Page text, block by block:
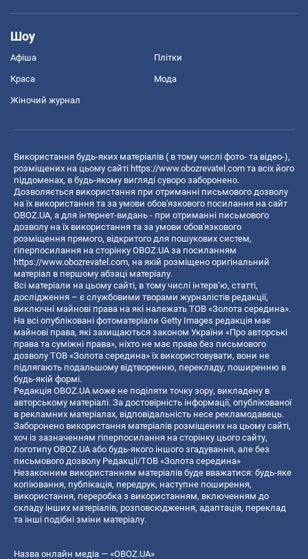
Шоу
Афіша Плітки
Краса Мода
Жіночий журнал
Використання будь-яких матеріалів ( в тому числі фото- та відео-),
розміщених на цьому сайті https://www.obozrevatel.com та всіх його
піддоменах, в будь-якому вигляді суворо заборонено.
Дозволяється використання при отриманні письмового дозволу
на їх використання та за умови обов'язкового посилання на сайт
OBOZ.UA, а для інтернет-видань - при отриманні письмового
дозволу на їх використання та за умови обов'язкового
розміщення прямого, відкритого для пошукових систем,
гіперпосилання на сторінку OBOZ.UA за посиланням
https://www.obozrevatel.com, на якій розміщено оригінальний
матеріал в першому абзаці матеріалу.
Всі матеріали на цьому сайті, в тому числі інтерв’ю, статті,
дослідження – є службовими творами журналістів редакції,
виключні майнові права на які належать ТОВ «Золота середина».
На всі опубліковані фотоматеріали Getty Images редакція має
майнові права, які захищаються законом України «Про авторські
права та суміжні права», ніхто не має права без письмового
дозволу ТОВ «Золота середина» їх використовувати, вони не
підлягають подальшому відтворенню, перекладу, поширенню в
будь-якій формі.
Редакція OBOZ.UA може не поділяти точку зору, викладену в
авторському матеріалі. За достовірність інформації, опублікованої
в рекламних матеріалах, відповідальність несе рекламодавець.
Заборонено використання матеріалів розміщених на цьому сайті,
хоч із зазначенням гіперпосилання на сторінку цього сайту,
логотипу OBOZ.UA або будь-якого іншого згадування, але без
письмового дозволу Редакції/ТОВ «Золота середина»
Незаконним використанням матеріалів буде вважатися: будь-яке
копiювання, публiкацiя, передрук, наступне поширення,
використання, переробка з використанням, включенням до
складу інших матеріалів, розповсюдження, адаптація, переклад
та інші подібні зміни матеріалу.
Назва онлайн медіа — «OBOZ.UA»